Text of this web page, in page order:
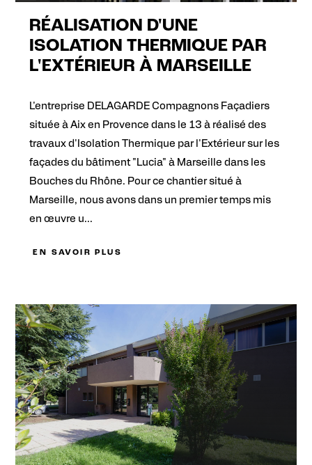
RÉALISATION D'UNE
ISOLATION THERMIQUE PAR
L'EXTÉRIEUR À MARSEILLE
L'entreprise DELAGARDE Compagnons Façadiers
située à Aix en Provence dans le 13 à réalisé des
travaux d'Isolation Thermique par l'Extérieur sur les
façades du bâtiment "Lucia" à Marseille dans les
Bouches du Rhône. Pour ce chantier situé à
Marseille, nous avons dans un premier temps mis
en œuvre u...
EN SAVOIR PLUS